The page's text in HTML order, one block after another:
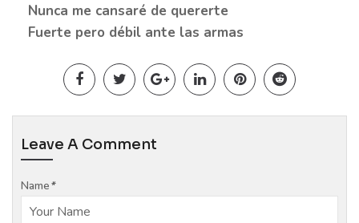
Nunca me cansaré de quererte
Fuerte pero débil ante las armas
Leave A Comment
Name*